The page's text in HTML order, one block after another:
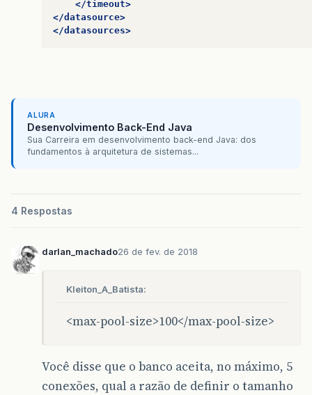
</timeout>
</datasource>
</datasources>
ALURA
Desenvolvimento Back-End Java
Sua Carreira em desenvolvimento back-end Java: dos
fundamentos à arquitetura de sistemas...
4 Respostas
darlan_machado26 de fev. de 2018
Kleiton_A_Batista:
<max-pool-size>100</max-pool-size>
Você disse que o banco aceita, no máximo, 5
conexões, qual a razão de definir o tamanho